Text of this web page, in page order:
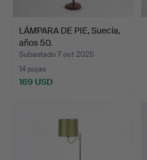
LÁMPARA DE PIE, Suecia,
años 50.
Subastado 7 oct 2025
14 pujas
169 USD